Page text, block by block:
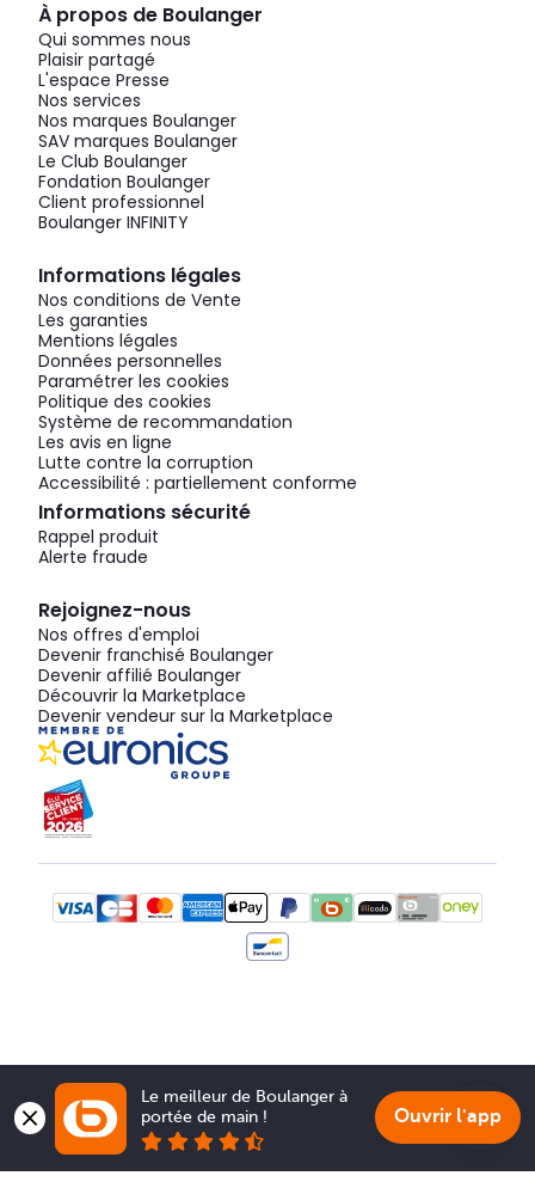
À propos de Boulanger
Qui sommes nous
Plaisir partagé
L'espace Presse
Nos services
Nos marques Boulanger
SAV marques Boulanger
Le Club Boulanger
Fondation Boulanger
Client professionnel
Boulanger INFINITY
Informations légales
Nos conditions de Vente
Les garanties
Mentions légales
Données personnelles
Paramétrer les cookies
Politique des cookies
Système de recommandation
Les avis en ligne
Lutte contre la corruption
Accessibilité : partiellement conforme
Informations sécurité
Rappel produit
Alerte fraude
Rejoignez-nous
Nos offres d'emploi
Devenir franchisé Boulanger
Devenir affilié Boulanger
Découvrir la Marketplace
Devenir vendeur sur la Marketplace
Le meilleur de Boulanger à
portée de main !
Ouvrir l'app